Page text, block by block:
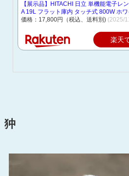
【展示品】HITACHI 日立 単機能電子レ
A 19L フラット庫内 タッチ式 800W ホワ
価格：17,800円（税込、送料別) (2025/
楽天
狆